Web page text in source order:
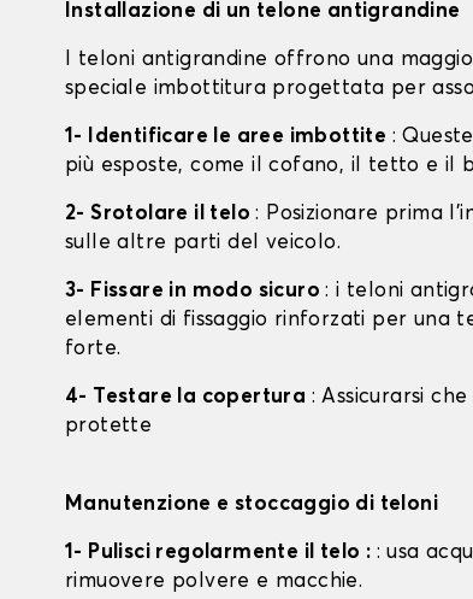
Installazione di un telone antigrandine
I teloni antigrandine offrono una
speciale imbottitura progettata per
1- Identificare le aree imbottite :
più esposte, come il cofano, il tetto e il
2- Srotolare il telo: Posizionare prima
sulle altre parti del veicolo.
3- Fissare in modo sicuro: i teloni
elementi di fissaggio rinforzati per una
forte.
4- Testare la copertura : Assicurarsi
protette
Manutenzione e stoccaggio di teloni
1- Pulisci regolarmente il telo : : usa
rimuovere polvere e macchie.